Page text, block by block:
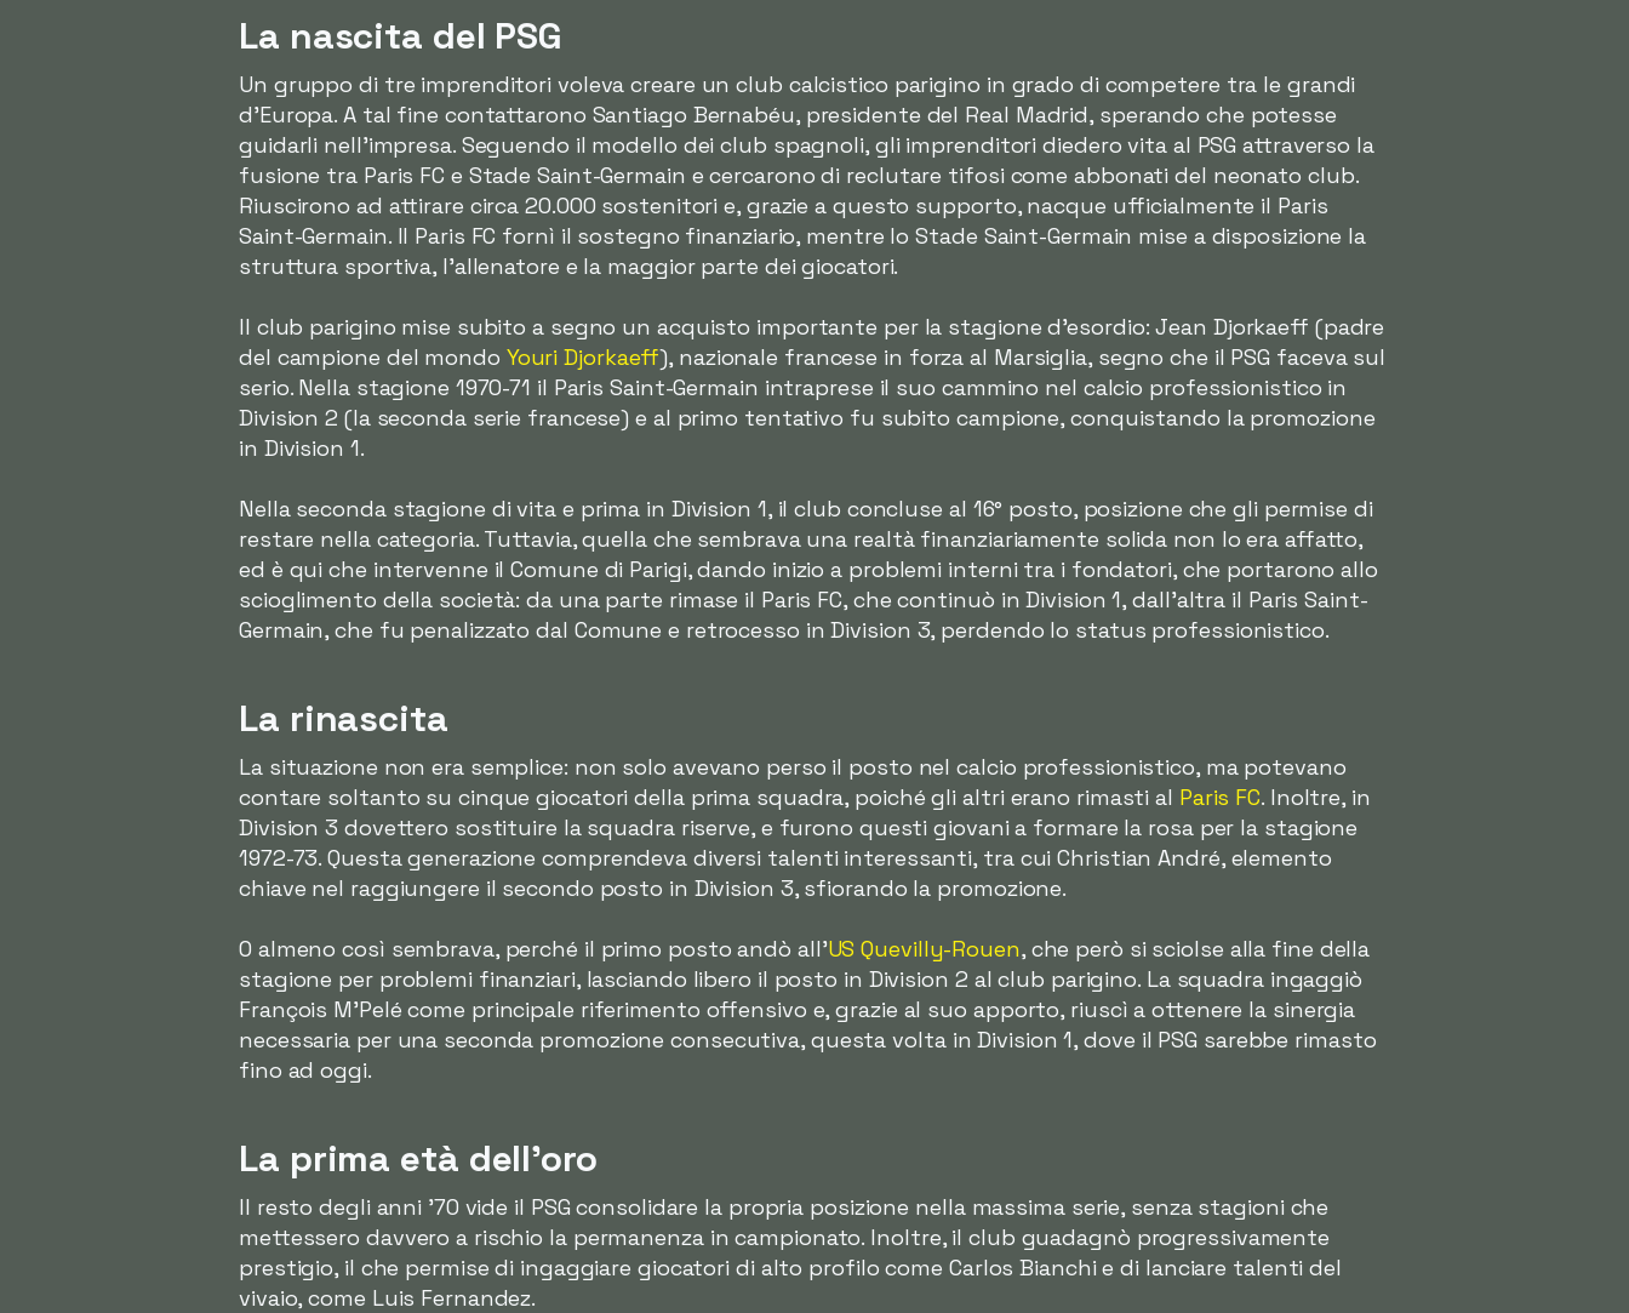
La nascita del PSG
Un gruppo di tre imprenditori voleva creare un club calcistico parigino in grado di competere tra le grandi
d'Europa. A tal fine contattarono Santiago Bernabéu, presidente del Real Madrid, sperando che potesse
guidarli nell'impresa. Seguendo il modello dei club spagnoli, gli imprenditori diedero vita al PSG attraverso la
fusione tra Paris FC e Stade Saint-Germain e cercarono di reclutare tifosi come abbonati del neonato club.
Riuscirono ad attirare circa 20.000 sostenitori e, grazie a questo supporto, nacque ufficialmente il Paris
Saint-Germain. Il Paris FC fornì il sostegno finanziario, mentre lo Stade Saint-Germain mise a disposizione la
struttura sportiva, l'allenatore e la maggior parte dei giocatori.
Il club parigino mise subito a segno un acquisto importante per la stagione d'esordio: Jean Djorkaeff (padre
del campione del mondo Youri Djorkaeff), nazionale francese in forza al Marsiglia, segno che il PSG faceva sul
serio. Nella stagione 1970-71 il Paris Saint-Germain intraprese il suo cammino nel calcio professionistico in
Division 2 (la seconda serie francese) e al primo tentativo fu subito campione, conquistando la promozione
in Division 1.
Nella seconda stagione di vita e prima in Division 1, il club concluse al 16° posto, posizione che gli permise di
restare nella categoria. Tuttavia, quella che sembrava una realtà finanziariamente solida non lo era affatto,
ed è qui che intervenne il Comune di Parigi, dando inizio a problemi interni tra i fondatori, che portarono allo
scioglimento della società: da una parte rimase il Paris FC, che continuò in Division 1, dall'altra il Paris Saint-
Germain, che fu penalizzato dal Comune e retrocesso in Division 3, perdendo lo status professionistico.
La rinascita
La situazione non era semplice: non solo avevano perso il posto nel calcio professionistico, ma potevano
contare soltanto su cinque giocatori della prima squadra, poiché gli altri erano rimasti al Paris FC. Inoltre, in
Division 3 dovettero sostituire la squadra riserve, e furono questi giovani a formare la rosa per la stagione
1972-73. Questa generazione comprendeva diversi talenti interessanti, tra cui Christian André, elemento
chiave nel raggiungere il secondo posto in Division 3, sfiorando la promozione.
O almeno così sembrava, perché il primo posto andò all'US Quevilly-Rouen, che però si sciolse alla fine della
stagione per problemi finanziari, lasciando libero il posto in Division 2 al club parigino. La squadra ingaggiò
François M'Pelé come principale riferimento offensivo e, grazie al suo apporto, riuscì a ottenere la sinergia
necessaria per una seconda promozione consecutiva, questa volta in Division 1, dove il PSG sarebbe rimasto
fino ad oggi.
La prima età dell'oro
Il resto degli anni '70 vide il PSG consolidare la propria posizione nella massima serie, senza stagioni che
mettessero davvero a rischio la permanenza in campionato. Inoltre, il club guadagnò progressivamente
prestigio, il che permise di ingaggiare giocatori di alto profilo come Carlos Bianchi e di lanciare talenti del
vivaio, come Luis Fernandez.